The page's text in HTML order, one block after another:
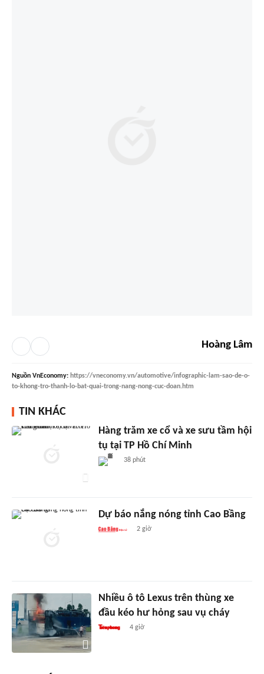
Hoàng Lâm
Nguồn VnEconomy: https://vneconomy.vn/automotive/infographic-lam-sao-de-o-
to-khong-tro-thanh-lo-bat-quai-trong-nang-nong-cuc-doan.htm
TIN KHÁC
Hàng trăm xe cổ và xe sưu tầm hội
tụ tại TP Hồ Chí Minh
38 phút
Dự báo nắng nóng tỉnh Cao Bầng
2 giờ
Nhiều ô tô Lexus trên thùng xe
đầu kéo hư hỏng sau vụ cháy
4 giờ